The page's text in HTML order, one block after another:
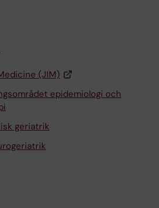
(JIM)
epidemiologi och
geriatrik